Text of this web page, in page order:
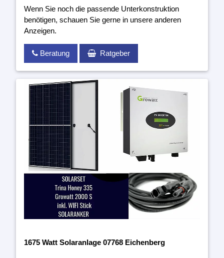
Wenn Sie noch die passende Unterkonstruktion
benötigen, schauen Sie gerne in unsere anderen
Anzeigen.
Beratung Ratgeber
1675 Watt Solaranlage 07768 Eichenberg